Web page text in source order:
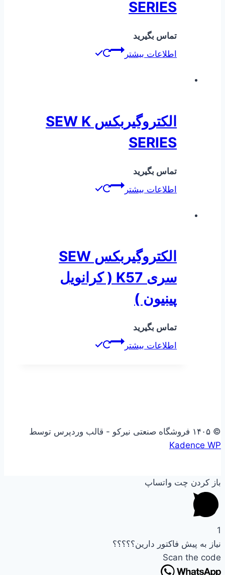
SERIES
تماس بگیرید
اطلاعات بیشتر
الکتروگیربکس SEW K
SERIES
تماس بگیرید
اطلاعات بیشتر
الکتروگیربکس SEW
سری K57 ( کرانویل
پینیون )
تماس بگیرید
اطلاعات بیشتر
© ۱۴۰۵ فروشگاه صنعتی نیرکو - قالب وردپرس توسط
Kadence WP
باز کردن چت واتساپ
1
نیاز به پیش فاکتور دارین؟؟؟؟؟
Scan the code